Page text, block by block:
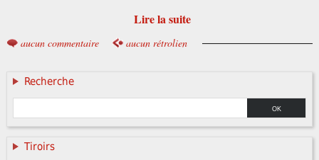
Lire la suite
aucun commentaire aucun rétrolien
Recherche
Tiroirs